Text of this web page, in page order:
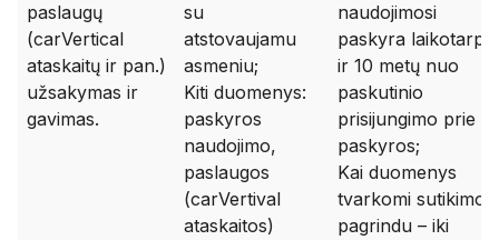
paslaugų
(carVertical
ataskaitų ir pan.)
užsakymas ir
gavimas.
su
atstovaujamu
asmeniu;
Kiti duomenys:
paskyros
naudojimo,
paslaugos
(carVertival
ataskaitos)
naudojimosi
paskyra laikotarpiu
ir 10 metų nuo
paskutinio
prisijungimo prie
paskyros;
Kai duomenys
tvarkomi sutikimo
pagrindu – iki